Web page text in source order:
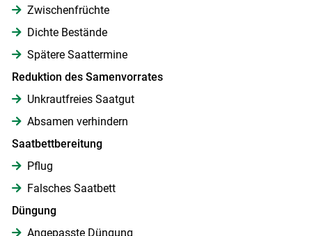
Zwischenfrüchte
Dichte Bestände
Spätere Saattermine
Reduktion des Samenvorrates
Unkrautfreies Saatgut
Absamen verhindern
Saatbettbereitung
Pflug
Falsches Saatbett
Düngung
Angepasste Düngung